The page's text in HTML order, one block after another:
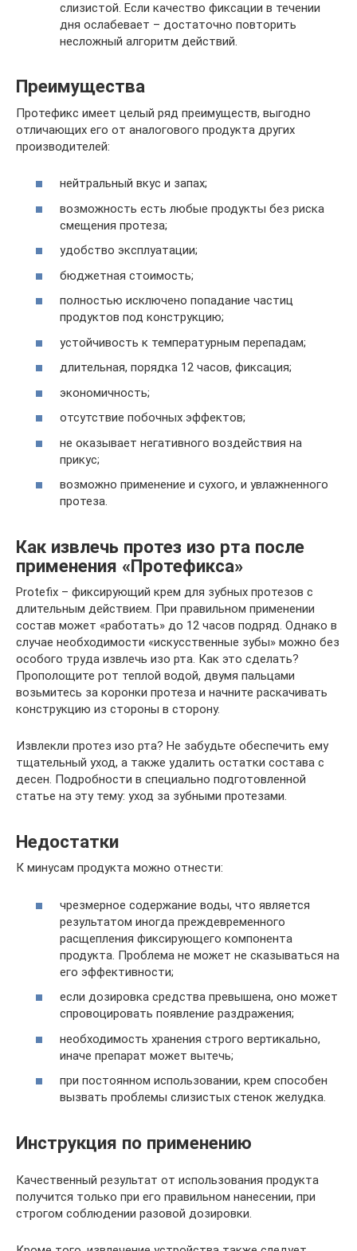
слизистой. Если качество фиксации в течении
дня ослабевает – достаточно повторить
несложный алгоритм действий.
Преимущества
Протефикс имеет целый ряд преимуществ, выгодно
отличающих его от аналогового продукта других
производителей:
нейтральный вкус и запах;
возможность есть любые продукты без риска
смещения протеза;
удобство эксплуатации;
бюджетная стоимость;
полностью исключено попадание частиц
продуктов под конструкцию;
устойчивость к температурным перепадам;
длительная, порядка 12 часов, фиксация;
экономичность;
отсутствие побочных эффектов;
не оказывает негативного воздействия на
прикус;
возможно применение и сухого, и увлажненного
протеза.
Как извлечь протез изо рта после
применения «Протефикса»
Protefix – фиксирующий крем для зубных протезов с
длительным действием. При правильном применении
состав может «работать» до 12 часов подряд. Однако в
случае необходимости «искусственные зубы» можно без
особого труда извлечь изо рта. Как это сделать?
Прополощите рот теплой водой, двумя пальцами
возьмитесь за коронки протеза и начните раскачивать
конструкцию из стороны в сторону.
Извлекли протез изо рта? Не забудьте обеспечить ему
тщательный уход, а также удалить остатки состава с
десен. Подробности в специально подготовленной
статье на эту тему: уход за зубными протезами.
Недостатки
К минусам продукта можно отнести:
чрезмерное содержание воды, что является
результатом иногда преждевременного
расщепления фиксирующего компонента
продукта. Проблема не может не сказываться на
его эффективности;
если дозировка средства превышена, оно может
спровоцировать появление раздражения;
необходимость хранения строго вертикально,
иначе препарат может вытечь;
при постоянном использовании, крем способен
вызвать проблемы слизистых стенок желудка.
Инструкция по применению
Качественный результат от использования продукта
получится только при его правильном нанесении, при
строгом соблюдении разовой дозировки.